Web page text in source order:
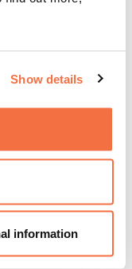
Show details
information
Off the Grid
con Off the